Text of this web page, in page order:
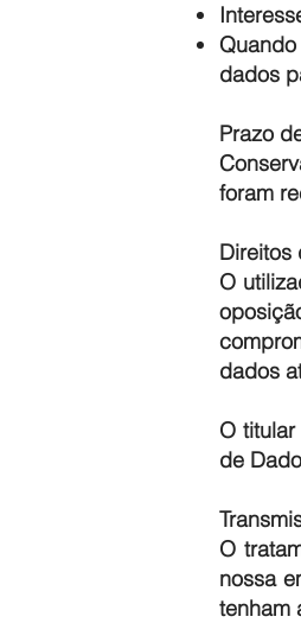
dados
Prazo
foram
Direitos
O
dados
O
de
O
nossa
tenham